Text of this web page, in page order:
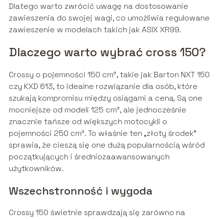
Dlatego warto zwrócić uwagę na dostosowanie
zawieszenia do swojej wagi, co umożliwia regulowane
zawieszenie w modelach takich jak ASIX XR99.
Dlaczego warto wybrać cross 150?
Crossy o pojemności 150 cm³, takie jak Barton NXT 150
czy KXD 613, to idealne rozwiązanie dla osób, które
szukają kompromisu między osiągami a ceną. Są one
mocniejsze od modeli 125 cm³, ale jednocześnie
znacznie tańsze od większych motocykli o
pojemności 250 cm³. To właśnie ten „złoty środek”
sprawia, że cieszą się one dużą popularnością wśród
początkujących i średniozaawansowanych
użytkowników.
Wszechstronność i wygoda
Crossy 150 świetnie sprawdzają się zarówno na